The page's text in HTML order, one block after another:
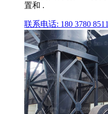
置和 .
联系电话: 180 3780 8511